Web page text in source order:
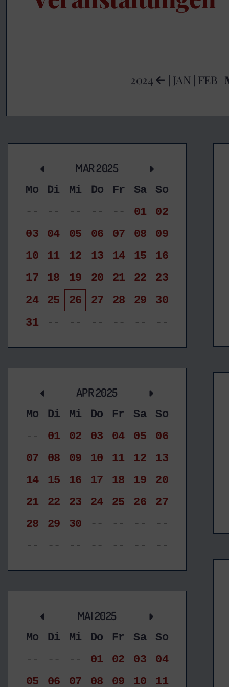
2024 | JAN | FEB |
MAR 2025
Mo Di Mi Do Fr Sa
So
--
-- -- -- -- 01
02
03
04 05 06 07 08
09
10
11 12 13 14 15
16
17
18 19 20 21 22
23
24
25 26 27 28 29
30
31
-- -- -- -- -- --
APR 2025
Mo Di Mi Do Fr Sa
So
--
01 02 03 04 05
06
07
08 09 10 11 12
13
14
15 16 17 18 19
20
21
22 23 24 25 26
27
28
29 30 -- -- --
--
--
-- -- -- -- -- --
MAI 2025
Mo Di Mi Do Fr Sa
So
--
-- -- 01 02 03
04
05
06 07 08 09 10 11